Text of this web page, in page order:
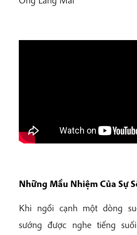
Những Mầu Nhiệm Của Sự
Khi ngồi cạnh một dòng
sướng được nghe tiếng